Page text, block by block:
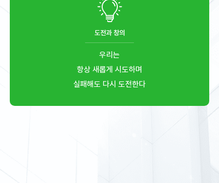
도전과 창의
우리는
항상 새롭게 시도하며
실패해도 다시 도전한다